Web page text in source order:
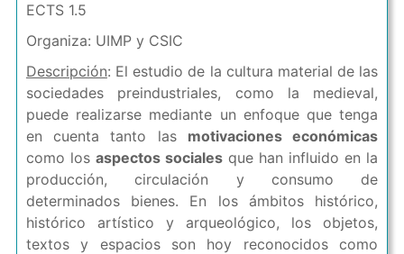
ECTS 1.5
Organiza: UIMP y CSIC
Descripción: El estudio de la cultura material de las
sociedades preindustriales, como la medieval,
puede realizarse mediante un enfoque que tenga
en cuenta tanto las motivaciones económicas
como los aspectos socialesque han influido en la
producción, circulación y consumo de
determinados bienes. En los ámbitos histórico,
histórico artístico y arqueológico, los objetos,
textos y espacios son hoy reconocidos como